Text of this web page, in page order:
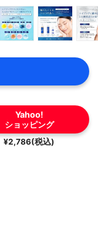
Yahoo!
ショッピング
¥2,786(税込)